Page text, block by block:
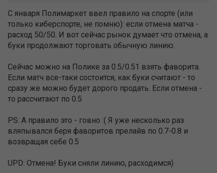
С января Полимаркет ввел правило на спорте (или
только киберспорте, не помню): если отмена матча -
расход 50/50. И вот сейчас рынок думает что отмена, а
буки продолжают торговать обычную линию.
Сейчас можно на Полике за 0.5/0.51 взять фаворита.
Если матч все-таки состоится, как буки считают - то
сразу же можно будет дорого продать. Если отмена -
то рассчитают по 0.5
PS: А правило это - говно :( Я уже несколько раз
вляпывался беря фаворитов прелайв по 0.7-0.8 и
возвращая себе 0.5
UPD: Отмена! Буки сняли линию, расходимся)